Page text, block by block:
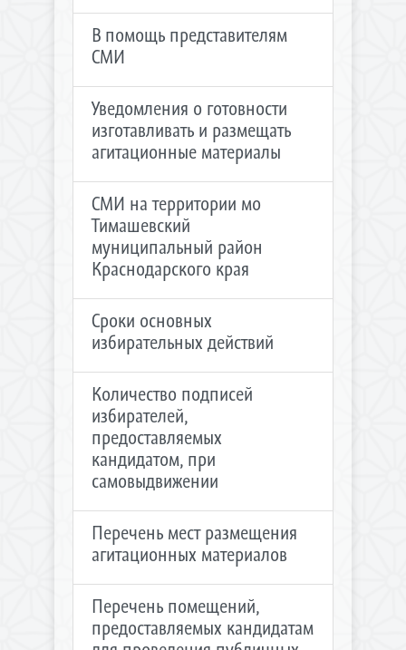
В помощь представителям
СМИ
Уведомления о готовности
изготавливать и размещать
агитационные материалы
СМИ на территории мо
Тимашевский
муниципальный район
Краснодарского края
Сроки основных
избирательных действий
Количество подписей
избирателей,
предоставляемых
кандидатом, при
самовыдвижении
Перечень мест размещения
агитационных материалов
Перечень помещений,
предоставляемых кандидатам